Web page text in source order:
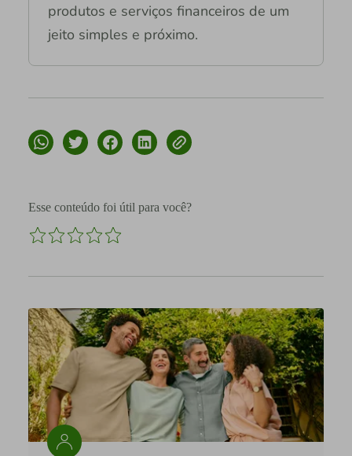
produtos e serviços financeiros de um
jeito simples e próximo.
Esse conteúdo foi útil para você?